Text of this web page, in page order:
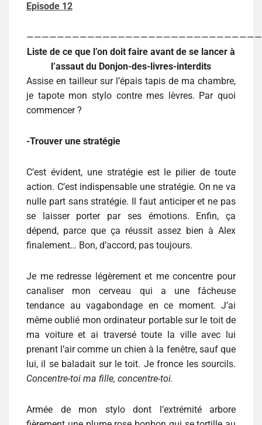
Episode 12
Liste de ce que l’on doit faire avant de se lancer à
l’assaut du Donjon-des-livres-interdits
Assise en tailleur sur l’épais tapis de ma chambre,
je tapote mon stylo contre mes lèvres. Par quoi
commencer ?
-Trouver une stratégie
C’est évident, une stratégie est le pilier de toute
action. C’est indispensable une stratégie. On ne va
nulle part sans stratégie. Il faut anticiper et ne pas
se laisser porter par ses émotions. Enfin, ça
dépend, parce que ça réussit assez bien à Alex
finalement… Bon, d’accord, pas toujours.
Je me redresse légèrement et me concentre pour
canaliser mon cerveau qui a une fâcheuse
tendance au vagabondage en ce moment. J’ai
même oublié mon ordinateur portable sur le toit de
ma voiture et ai traversé toute la ville avec lui
prenant l’air comme un chien à la fenêtre, sauf que
lui, il se baladait sur le toit. Je fronce les sourcils.
Concentre-toi ma fille, concentre-toi.
Armée de mon stylo dont l’extrémité arbore